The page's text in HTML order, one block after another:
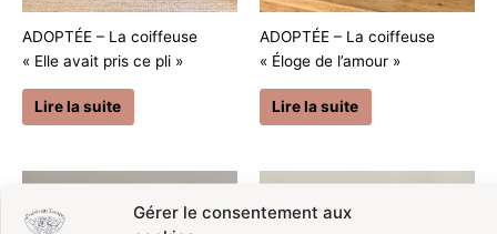
Gérer le consentement aux
ADOPTÉE – La coiffeuse
« Elle avait pris ce pli »
Lire la suite
ADOPTÉE – La coiffeuse
« Éloge de l’amour »
Lire la suite